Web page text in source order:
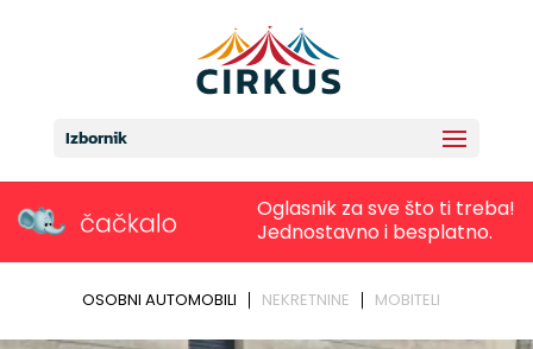
Izbornik